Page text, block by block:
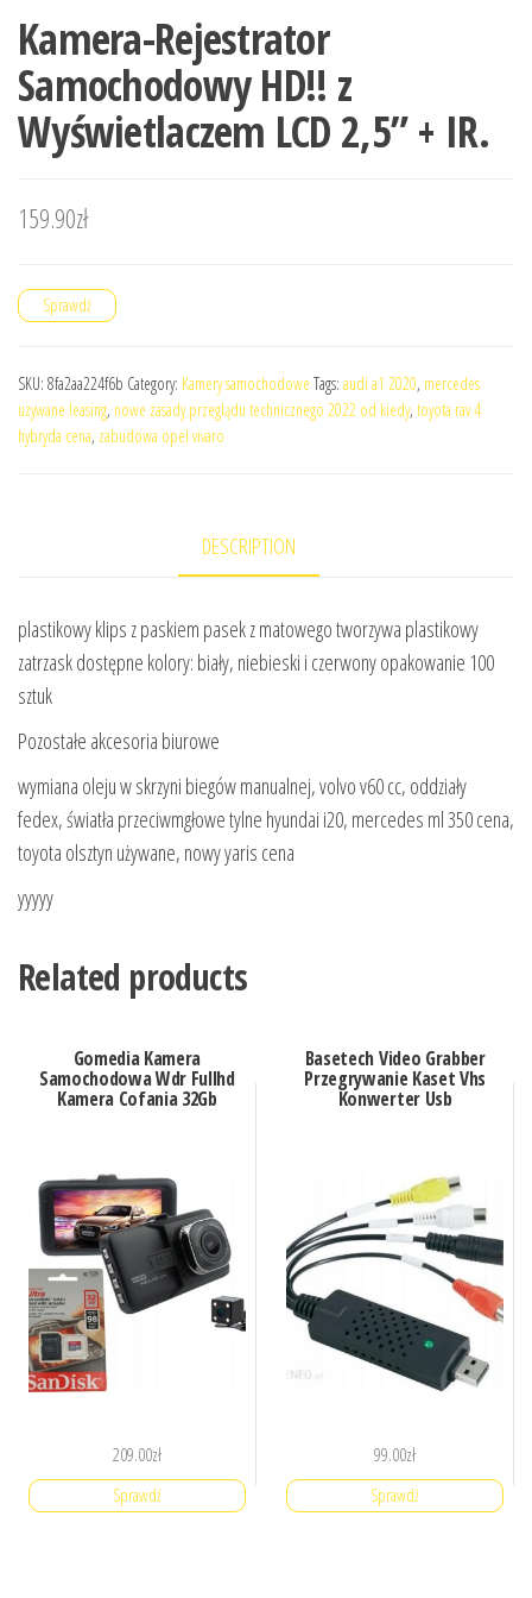
Kamera-Rejestrator
Samochodowy HD!! z
Wyświetlaczem LCD 2,5” + IR.
159.90zł
Sprawdź
SKU: 8fa2aa224f6b Category: Kamery samochodowe Tags: audi a1 2020, mercedes
uzywane leasing, nowe zasady przeglądu technicznego 2022 od kiedy, toyota rav 4
hybryda cena, zabudowa opel vivaro
DESCRIPTION
plastikowy klips z paskiem pasek z matowego tworzywa plastikowy
zatrzask dostępne kolory: biały, niebieski i czerwony opakowanie 100
sztuk
Pozostałe akcesoria biurowe
wymiana oleju w skrzyni biegów manualnej, volvo v60 cc, oddziały
fedex, światła przeciwmgłowe tylne hyundai i20, mercedes ml 350 cena,
toyota olsztyn używane, nowy yaris cena
yyyyy
Related products
Gomedia Kamera
Samochodowa Wdr Fullhd
Kamera Cofania 32Gb
209.00zł
Sprawdź
Basetech Video Grabber
Przegrywanie Kaset Vhs
Konwerter Usb
99.00zł
Sprawdź